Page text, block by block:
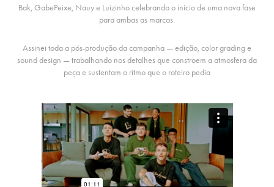
Bak, GabePeixe, Nauy e Luizinho celebrando o início de uma nova fase
para ambas as marcas.
Assinei toda a pós-produção da campanha — edição, color grading e
sound design — trabalhando nos detalhes que constroem a atmosfera da
peça e sustentam o ritmo que o roteiro pedia